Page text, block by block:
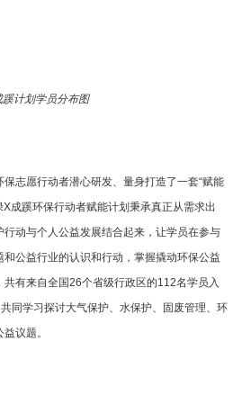
蹊计划学员分布图
保志愿行动者潜心研发、量身打造了一套“赋能
成蹊环保行动者赋能计划秉承真正从需求出
动与个人公益发展结合起来，让学员在参与
公益行业的认识和行动，掌握撬动环保公益
共有来自全国26个省级行政区的112名学员入
同学习探讨大气保护、水保护、固废管理、环
议题。